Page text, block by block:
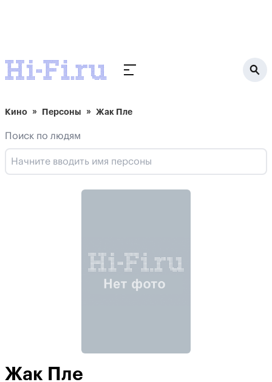
Кино Персоны Жак Пле
Поиск по людям
Жак Пле